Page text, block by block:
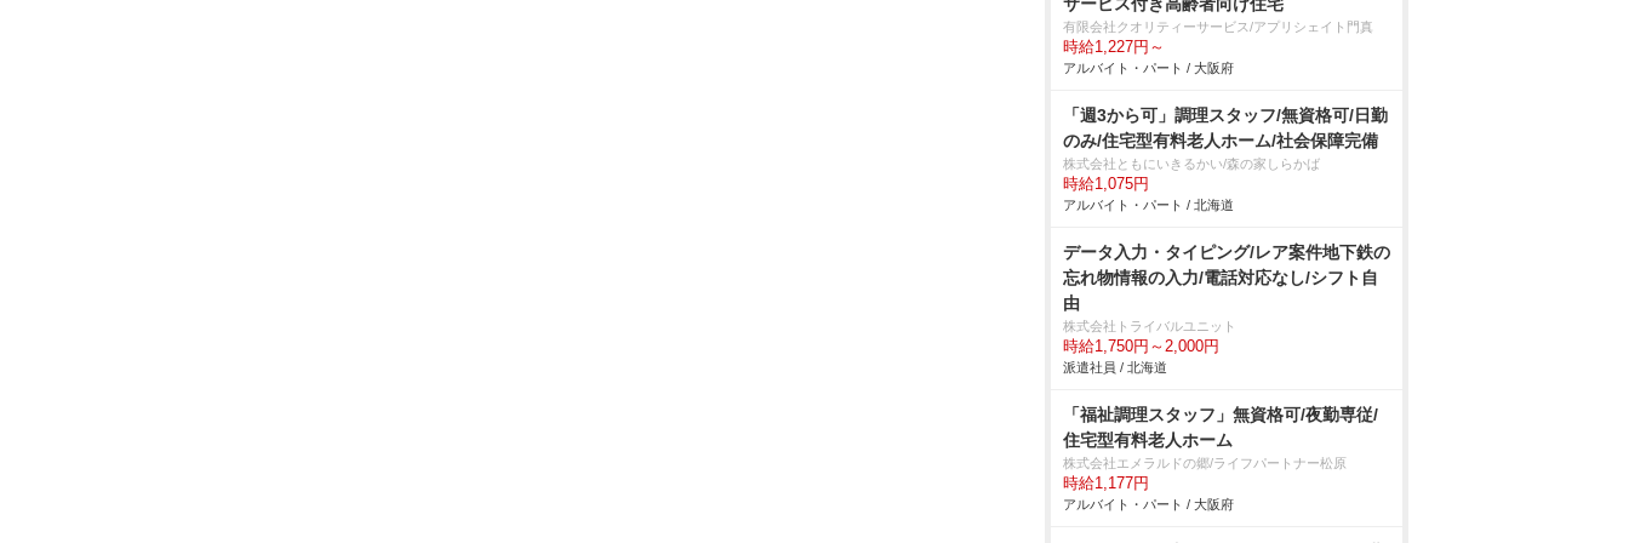
有限会社クオリティーサービス/アプリシェイト門真
時給1,227円～
アルバイト・パート / 大阪府
「週3から可」調理スタッフ/無資格可/日勤
のみ/住宅型有料老人ホーム/社会保障完備
株式会社ともにいきるかい/森の家しらかば
時給1,075円
アルバイト・パート / 北海道
データ入力・タイピング/レア案件地下鉄の
忘れ物情報の入力/電話対応なし/シフト自
由
株式会社トライバルユニット
時給1,750円～2,000円
派遣社員 / 北海道
「福祉調理スタッフ」無資格可/夜勤専従/
住宅型有料老人ホーム
株式会社エメラルドの郷/ライフパートナー松原
時給1,177円
アルバイト・パート / 大阪府